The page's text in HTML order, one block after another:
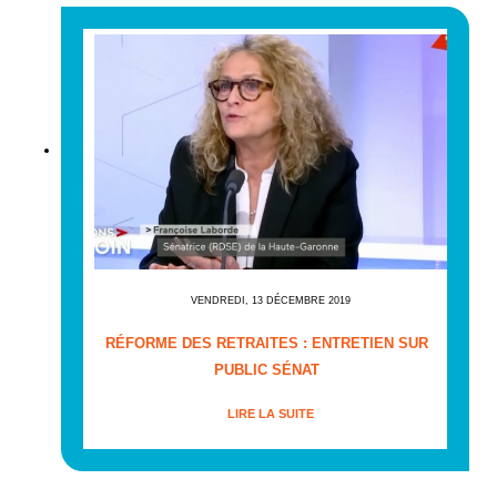
VENDREDI, 13 DÉCEMBRE 2019
RÉFORME DES RETRAITES : ENTRETIEN SUR
PUBLIC SÉNAT
LIRE LA SUITE